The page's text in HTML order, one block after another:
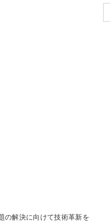
の解決に向けて技術革新を